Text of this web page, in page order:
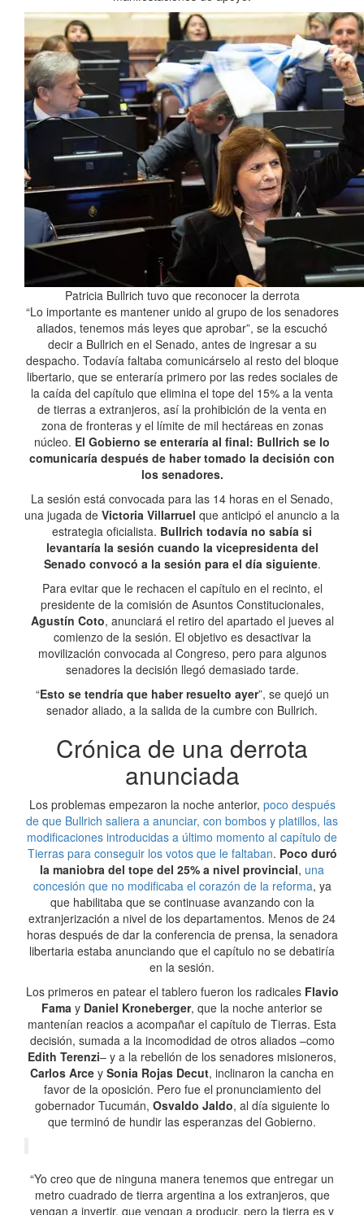
Patricia Bullrich tuvo que reconocer la derrota
“Lo importante es mantener unido al grupo de los senadores
aliados, tenemos más leyes que aprobar”, se la escuchó
decir a Bullrich en el Senado, antes de ingresar a su
despacho. Todavía faltaba comunicárselo al resto del bloque
libertario, que se enteraría primero por las redes sociales de
la caída del capítulo que elimina el tope del 15% a la venta
de tierras a extranjeros, así la prohibición de la venta en
zona de fronteras y el límite de mil hectáreas en zonas
núcleo. El Gobierno se enteraría al final: Bullrich se lo
comunicaría después de haber tomado la decisión con
los senadores.
La sesión está convocada para las 14 horas en el Senado,
una jugada de Victoria Villarruel que anticipó el anuncio a la
estrategia oficialista. Bullrich todavía no sabía si
levantaría la sesión cuando la vicepresidenta del
Senado convocó a la sesión para el día siguiente.
Para evitar que le rechacen el capítulo en el recinto, el
presidente de la comisión de Asuntos Constitucionales,
Agustín Coto, anunciará el retiro del apartado el jueves al
comienzo de la sesión. El objetivo es desactivar la
movilización convocada al Congreso, pero para algunos
senadores la decisión llegó demasiado tarde.
“Esto se tendría que haber resuelto ayer”, se quejó un
senador aliado, a la salida de la cumbre con Bullrich.
Crónica de una derrota
anunciada
Los problemas empezaron la noche anterior, poco después
de que Bullrich saliera a anunciar, con bombos y platillos, las
modificaciones introducidas a último momento al capítulo de
Tierras para conseguir los votos que le faltaban. Poco duró
la maniobra del tope del 25% a nivel provincial, una
concesión que no modificaba el corazón de la reforma, ya
que habilitaba que se continuase avanzando con la
extranjerización a nivel de los departamentos. Menos de 24
horas después de dar la conferencia de prensa, la senadora
libertaria estaba anunciando que el capítulo no se debatiría
en la sesión.
Los primeros en patear el tablero fueron los radicales Flavio
Fama y Daniel Kroneberger, que la noche anterior se
mantenían reacios a acompañar el capítulo de Tierras. Esta
decisión, sumada a la incomodidad de otros aliados –como
Edith Terenzi– y a la rebelión de los senadores misioneros,
Carlos Arce y Sonia Rojas Decut, inclinaron la cancha en
favor de la oposición. Pero fue el pronunciamiento del
gobernador Tucumán, Osvaldo Jaldo, al día siguiente lo
que terminó de hundir las esperanzas del Gobierno.
“Yo creo que de ninguna manera tenemos que entregar un
metro cuadrado de tierra argentina a los extranjeros, que
vengan a invertir, que vengan a producir, pero la tierra es y